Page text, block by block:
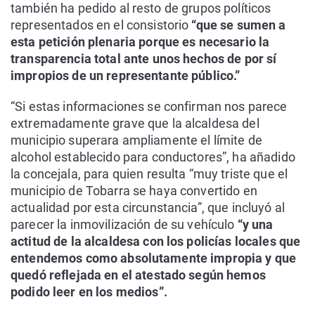
también ha pedido al resto de grupos políticos
representados en el consistorio “que se sumen a
esta petición plenaria porque es necesario la
transparencia total ante unos hechos de por sí
impropios de un representante público.”
“Si estas informaciones se confirman nos parece
extremadamente grave que la alcaldesa del
municipio superara ampliamente el límite de
alcohol establecido para conductores”, ha añadido
la concejala, para quien resulta “muy triste que el
municipio de Tobarra se haya convertido en
actualidad por esta circunstancia”, que incluyó al
parecer la inmovilización de su vehículo “y una
actitud de la alcaldesa con los policías locales que
entendemos como absolutamente impropia y que
quedó reflejada en el atestado según hemos
podido leer en los medios”.